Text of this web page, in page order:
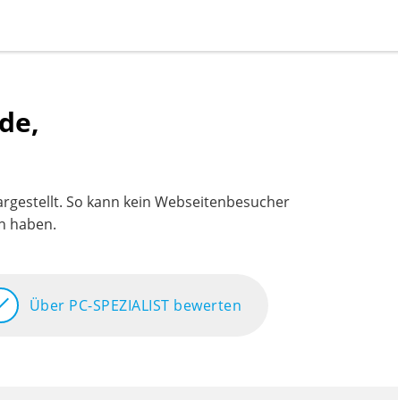
So kann kein Webseitenbesucher
haben.
Über PC-SPEZIALIST bewerten